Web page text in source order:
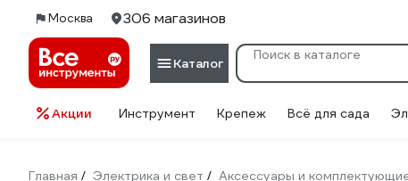
Москва 306 магазинов
Каталог
Акции Инструмент Крепеж Всё для сада
Главная / Электрика и свет / Аксессуары и